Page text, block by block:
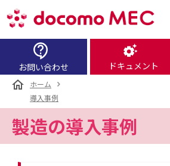
お問い合わせ ドキュメント
ホーム
導入事例
製造の導入事例